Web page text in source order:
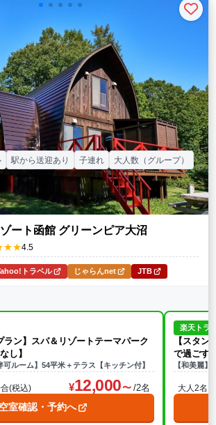
ート函館 グリーンピア大沼
4.5
駅から送迎あり 子連れ 大人数（グループ）
トラベル じゃらんnet JTB
ラン】スパ＆リゾートテーマパーク
し】
可ルーム】54平米＋テラス【キッチン付】
(税込) 12,000 /2名
空室確認・予約へ
楽天トラ
【スタ
で過ごす
【和美麗
大人2名